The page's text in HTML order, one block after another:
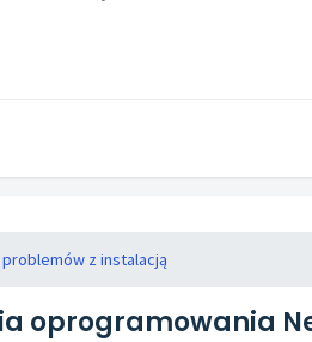
z instalacją
oprogramowania